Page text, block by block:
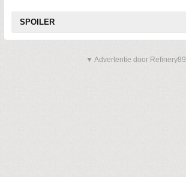
SPOILER
▼ Advertentie door Refinery89